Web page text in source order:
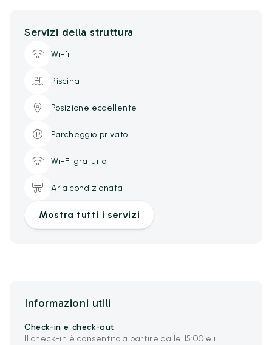
Servizi della struttura
Wi-fi
Piscina
Posizione eccellente
Parcheggio privato
Wi-Fi gratuito
Aria condizionata
Mostra tutti i servizi
Informazioni utili
Check-in e check-out
Il check-in è consentito a partire dalle 15:00 e il